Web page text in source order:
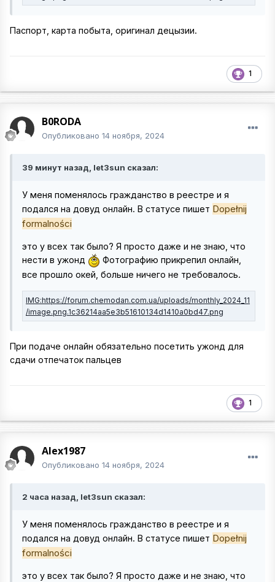
Паспорт, карта побыта, оригинал децызии.
1
B0RODA
Опубликовано 14 ноября, 2024
39 минут назад, let3sun сказал:
У меня поменялось гражданство в реестре и я
подался на довуд онлайн. В статусе пишет Dopełnij
formalności
это у всех так было? Я просто даже и не знаю, что
нести в ужонд
Фотографию прикрепил онлайн,
все прошло окей, больше ничего не требовалось.
При подаче онлайн обязательно посетить ужонд для
сдачи отпечаток пальцев
1
Alex1987
Опубликовано 14 ноября, 2024
2 часа назад, let3sun сказал:
У меня поменялось гражданство в реестре и я
подался на довуд онлайн. В статусе пишет Dopełnij
formalności
это у всех так было? Я просто даже и не знаю, что